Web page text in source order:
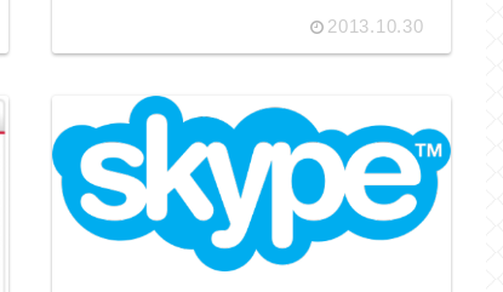
2013.10.30